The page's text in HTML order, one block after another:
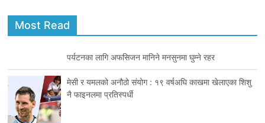
Most Read
पर्यटनका लागि अफसिजन मानिने मनसुनमा घुम्ने रहर
मेसी र यमलको अनौठो संयोग : १९ वर्षअघि काखमा खेलाएका शिशु
नै फाइनलमा प्रतिस्पर्धी